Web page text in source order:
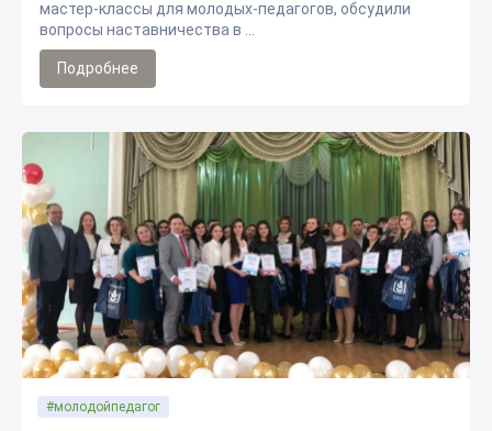
мастер-классы для молодых-педагогов, обсудили
вопросы наставничества в ...
Подробнее
#молодойпедагог